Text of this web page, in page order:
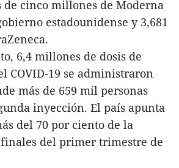
de cinco millones de Moderna
estadounidense y 3,681
6,4 millones de dosis de
COVID-19 se administraron
más de 659 mil personas
inyección. El país apunta
del 70 por ciento de la
del primer trimestre de